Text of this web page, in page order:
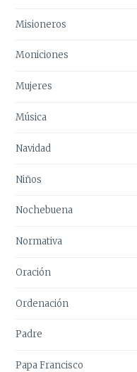
Misioneros
Moniciones
Mujeres
Música
Navidad
Niños
Nochebuena
Normativa
Oración
Ordenación
Padre
Papa Francisco